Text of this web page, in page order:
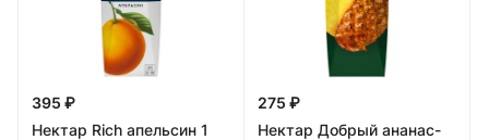
395 ₽
Нектар Rich апельсин 1
275 ₽
Нектар Добрый ананас-